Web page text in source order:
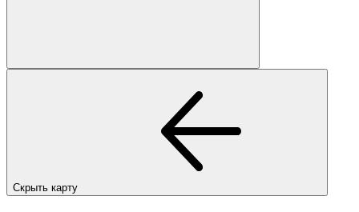
Скрыть карту